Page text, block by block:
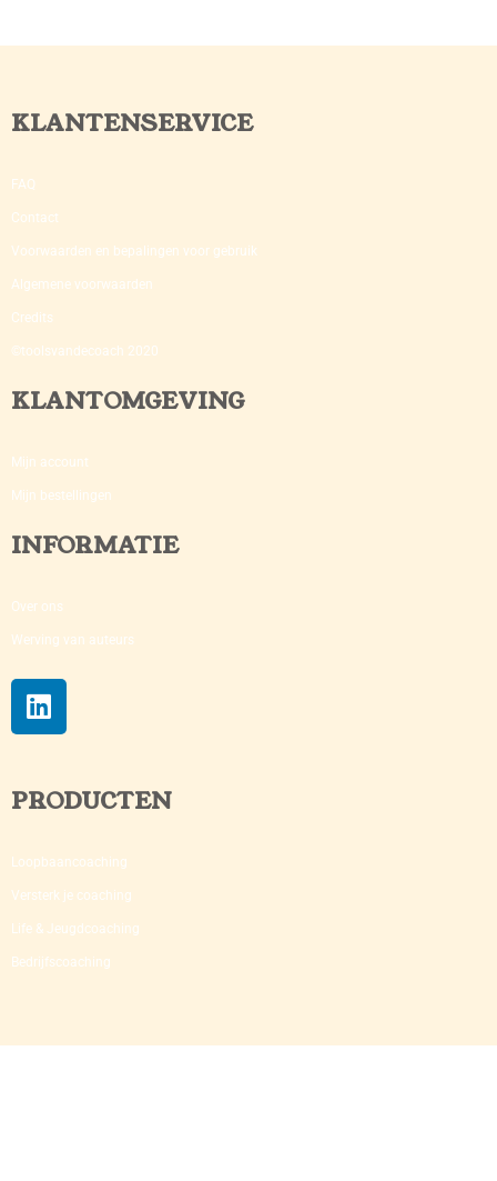
KLANTENSERVICE
FAQ
Contact
Voorwaarden en bepalingen voor gebruik
Algemene voorwaarden
Credits
©toolsvandecoach 2020
KLANTOMGEVING
Mijn account
Mijn bestellingen
INFORMATIE
Over ons
Werving van auteurs
PRODUCTEN
Loopbaancoaching
Versterk je coaching​
Life & Jeugdcoaching
Bedrijfscoaching​